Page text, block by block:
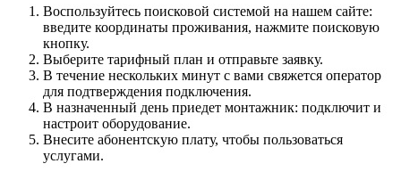
Воспользуйтесь поисковой системой на нашем сайте:
введите координаты проживания, нажмите поисковую
кнопку.
Выберите тарифный план и отправьте заявку.
В течение нескольких минут с вами свяжется оператор
для подтверждения подключения.
В назначенный день приедет монтажник: подключит и
настроит оборудование.
Внесите абонентскую плату, чтобы пользоваться
услугами.